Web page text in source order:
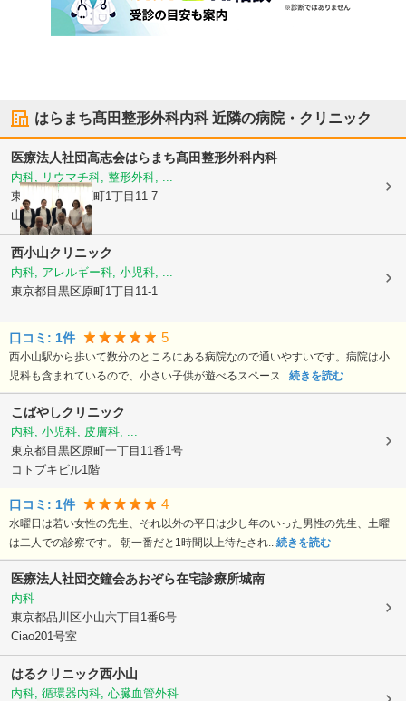
はらまち髙田整形外科内科近隣の病院・クリニック
医療法人社団高志会はらまち髙田整形外科内科
内科, リウマチ科, 整形外科, ...
東京都目黒区
原町1丁目11-7
山梨ビル1階
西小山クリニック
内科, アレルギー科, 小児科, ...
東京都目黒区 原町1丁目11-1
口コミ: 1件 5
西小山駅から歩いて数分のところにある病院なので通いやすいです。病院は小
児科も含まれているので、小さい子供が遊べるスペース...続きを読む
こばやしクリニック
内科, 小児科, 皮膚科, ...
東京都目黒区 原町一丁目11番1号
コトブキビル1階
口コミ: 1件 4
水曜日は若い女性の先生、それ以外の平日は少し年のいった男性の先生、土曜
は二人での診察です。 朝一番だと1時間以上待たされ...続きを読む
医療法人社団交鐘会あおぞら在宅診療所城南
内科
東京都品川区小山六丁目1番6号
Ciao201号室
はるクリニック西小山
内科, 循環器内科, 心臓血管外科